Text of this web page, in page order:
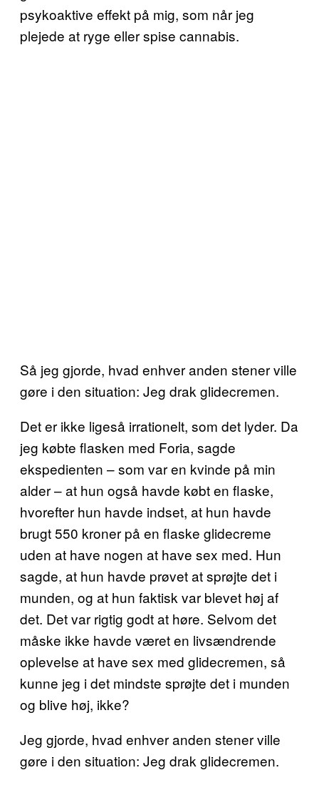
psykoaktive effekt på mig, som når jeg
plejede at ryge eller spise cannabis.
Så jeg gjorde, hvad enhver anden stener ville
gøre i den situation: Jeg drak glidecremen.
Det er ikke ligeså irrationelt, som det lyder. Da
jeg købte flasken med Foria, sagde
ekspedienten – som var en kvinde på min
alder – at hun også havde købt en flaske,
hvorefter hun havde indset, at hun havde
brugt 550 kroner på en flaske glidecreme
uden at have nogen at have sex med. Hun
sagde, at hun havde prøvet at sprøjte det i
munden, og at hun faktisk var blevet høj af
det. Det var rigtig godt at høre. Selvom det
måske ikke havde været en livsændrende
oplevelse at have sex med glidecremen, så
kunne jeg i det mindste sprøjte det i munden
og blive høj, ikke?
Jeg gjorde, hvad enhver anden stener ville
gøre i den situation: Jeg drak glidecremen.